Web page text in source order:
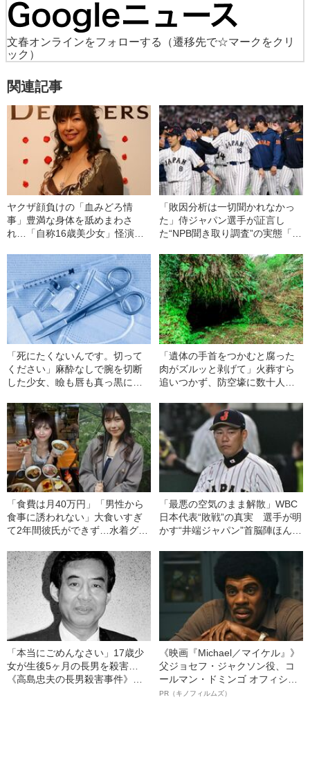
文春オンラインをフォローする
（遷移先で☆マークをクリ
ック）
関連記事
ヤクザ顔負けの「血みどろ情
事」豊満な身体を舐めまわさ
れ…「自称16歳美少女」怪演
ぎる“熟れ方”
「敗因分析は一切聞かれなかっ
た」侍ジャパン選手が証言し
た“NPB聞き取り調査”の実態「選
「死にたくないんです。切って
ください」麻酔なしで腕を切断
した少女、瞼も唇も真っ黒に腫
い」と息絶えた少年…原爆投下
直後に“広島の離島で起きていた
知られざる被害の実情
「遺体の手首をつかむと腐った
肉がズルッと剥げて」火葬すら
追いつかず、防空壕に数十人
た少年兵が明かした“過酷すぎる
任務”とは
「食費は月40万円」「男性から
食事に誘われない」大食いすぎ
て2年間彼氏ができず…水着グラ
女子（24）が語る、驚愕の食生
活
「最悪の空気のまま解散」WBC
日本代表“敗戦”の真実 選手が明
かす“井端ジャパン”首脳陣ほんと
ーチは…」
「本当にごめんなさい」17歳少
女が生後5ヶ月の長男を殺害…
《高島忠夫の長男殺害事件》夫
《映画『Michael／マイケル』》
父ジョセフ・ジャクソン役、コ
ールマン・ドミンゴ オフィシャ
ルインタビュー“観客を魅了した
PR（キノフィルムズ）